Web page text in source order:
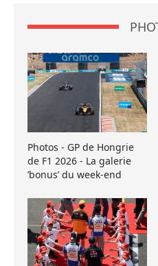
Photos - GP de Hongrie
de F1 2026 - La galerie
’bonus’ du week-end